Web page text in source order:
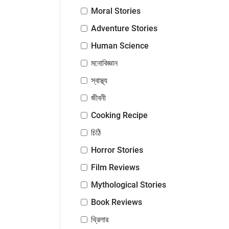
Moral Stories
Adventure Stories
Human Science
মনোবিজ্ঞান
স্বাস্থ্য
জীবনী
Cooking Recipe
চিঠি
Horror Stories
Film Reviews
Mythological Stories
Book Reviews
থ্রিলার